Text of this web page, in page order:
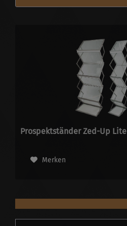
Prospektständer Zed-Up Lite
Merken